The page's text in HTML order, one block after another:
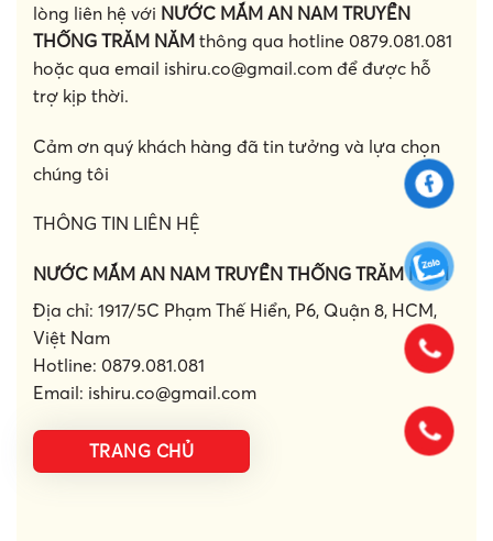
lòng liên hệ với NƯỚC MẮM AN NAM TRUYỀN
THỐNG TRĂM NĂM thông qua hotline 0879.081.081
hoặc qua email ishiru.co@gmail.com để được hỗ
trợ kịp thời.
Cảm ơn quý khách hàng đã tin tưởng và lựa chọn
chúng tôi
THÔNG TIN LIÊN HỆ
NƯỚC MẮM AN NAM TRUYỀN THỐNG TRĂM NĂM
Địa chỉ: 1917/5C Phạm Thế Hiển, P6, Quận 8, HCM,
Việt Nam
Hotline: 0879.081.081
Email: ishiru.co@gmail.com
TRANG CHỦ